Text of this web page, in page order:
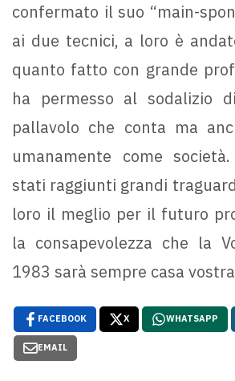
confermato il suo “main-
ai due tecnici, a loro è
quanto fatto con grande
ha permesso al sodalizio
pallavolo che conta ma
umanamente come
stati raggiunti grandi
loro il meglio per il futuro
la consapevolezza che la
1983 sarà sempre casa
FACEBOOK X WHATSAPP
EMAIL